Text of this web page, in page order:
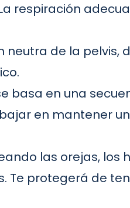
respiración
de la pelvis,
basa en una
en mantener
las orejas,
Te protegerá de